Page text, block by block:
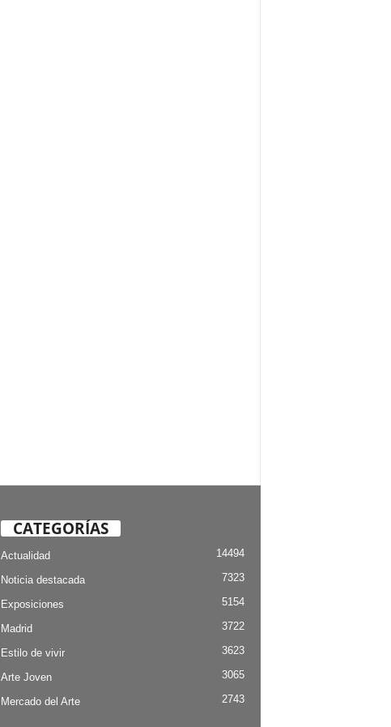
CATEGORÍAS
Actualidad 14494
Noticia destacada 7323
Exposiciones 5154
Madrid 3722
Estilo de vivir 3623
Arte Joven 3065
Mercado del Arte 2743